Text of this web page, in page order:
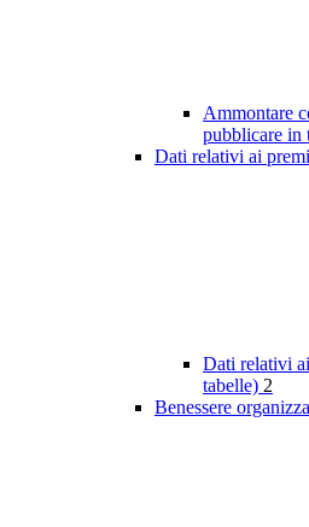
Ammontare
pubblicare in
Dati relativi ai premi
Dati relativi
tabelle) 2
Benessere